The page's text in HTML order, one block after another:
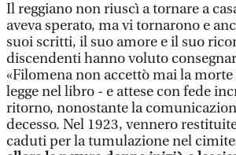
Il reggiano non riuscì a tornare a
aveva sperato, ma vi tornarono e
suoi scritti, il suo amore e il suo
discendenti hanno voluto
«Filomena non accettò mai la
legge nel libro - e attese con fede
ritorno, nonostante la
decesso. Nel 1923, vennero
caduti per la tumulazione nel